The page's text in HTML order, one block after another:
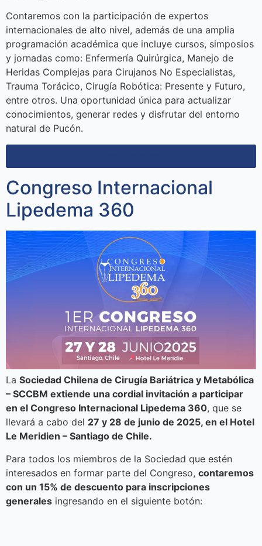
Contaremos con la participación de expertos
internacionales de alto nivel, además de una amplia
programación académica que incluye cursos, simposios
y jornadas como: Enfermería Quirúrgica, Manejo de
Heridas Complejas para Cirujanos No Especialistas,
Trauma Torácico, Cirugía Robótica: Presente y Futuro,
entre otros. Una oportunidad única para actualizar
conocimientos, generar redes y disfrutar del entorno
natural de Pucón.
Congreso Internacional
Lipedema 360
La Sociedad Chilena de Cirugía Bariátrica y Metabólica
– SCCBM extiende una cordial invitación a participar
en el Congreso Internacional Lipedema 360, que se
llevará a cabo del 27 y 28 de junio de 2025, en el Hotel
Le Meridien – Santiago de Chile.
Para todos los miembros de la Sociedad que estén
interesados en formar parte del Congreso, contaremos
con un 15% de descuento para inscripciones
generales ingresando en el siguiente botón: